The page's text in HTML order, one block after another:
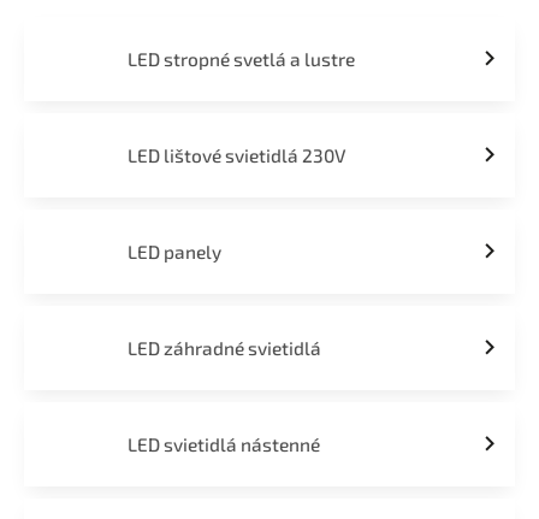
LED stropné svetlá a lustre
LED lištové svietidlá 230V
LED panely
LED záhradné svietidlá
LED svietidlá nástenné